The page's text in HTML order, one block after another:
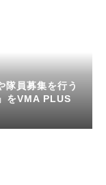
隊員募集を行う
をVMA PLUS